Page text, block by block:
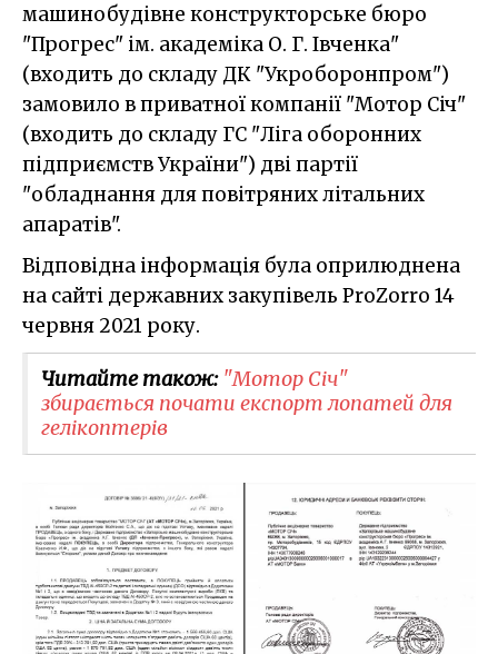
машинобудівне конструкторське бюро
"Прогрес" ім. академіка О. Г. Івченка"
(входить до складу ДК "Укроборонпром")
замовило в приватної компанії "Мотор Січ"
(входить до складу ГС "Ліга оборонних
підприємств України") дві партії
"обладнання для повітряних літальних
апаратів".
Відповідна інформація була оприлюднена
на сайті державних закупівель ProZorro 14
червня 2021 року.
Читайте також: "Мотор Січ"
збирається почати експорт лопатей для
гелікоптерів